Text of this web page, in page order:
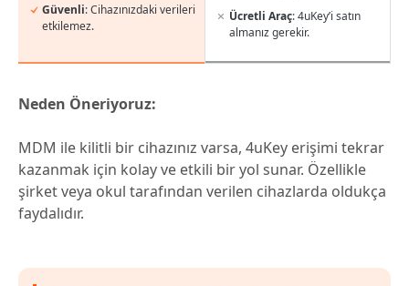
Güvenli: Cihazınızdaki verileri
etkilemez.
Ücretli Araç: 4uKey’i satın
almanız gerekir.
Neden Öneriyoruz:
MDM ile kilitli bir cihazınız varsa, 4uKey erişimi tekrar
kazanmak için kolay ve etkili bir yol sunar. Özellikle
şirket veya okul tarafından verilen cihazlarda oldukça
faydalıdır.